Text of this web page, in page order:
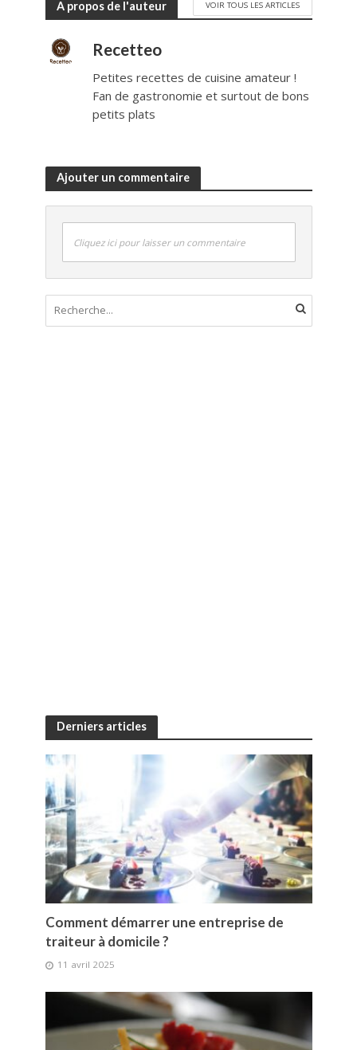
A propos de l'auteur VOIR TOUS LES ARTICLES
Recetteo
Petites recettes de cuisine amateur !
Fan de gastronomie et surtout de bons
petits plats
Ajouter un commentaire
Cliquez ici pour laisser un commentaire
Derniers articles
Comment démarrer une entreprise de
traiteur à domicile ?
11 avril 2025